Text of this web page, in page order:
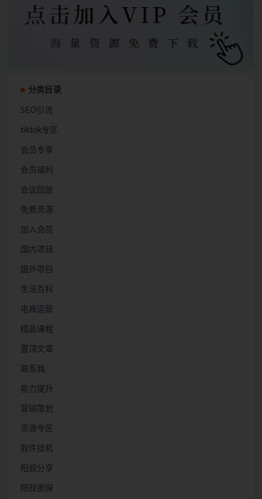
分类目录
SEO引流
tiktok专区
会员专享
会员福利
会议回放
免费资源
加入会员
国内项目
国外项目
生活百科
电商运营
精品课程
置顶文章
联系我
能力提升
营销策划
资源专区
软件挂机
阳叔分享
阳叔担保